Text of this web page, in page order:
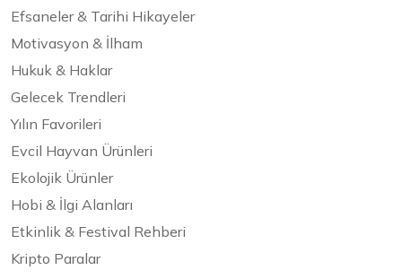
Efsaneler & Tarihi Hikayeler
Motivasyon & İlham
Hukuk & Haklar
Gelecek Trendleri
Yılın Favorileri
Evcil Hayvan Ürünleri
Ekolojik Ürünler
Hobi & İlgi Alanları
Etkinlik & Festival Rehberi
Kripto Paralar